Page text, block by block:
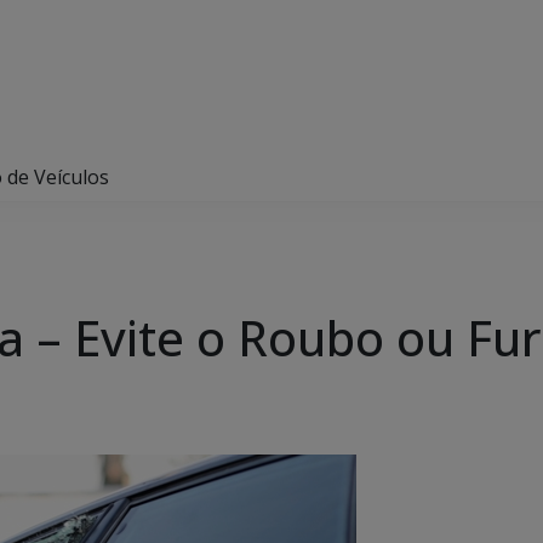
Veículos
– Evite o Roubo ou